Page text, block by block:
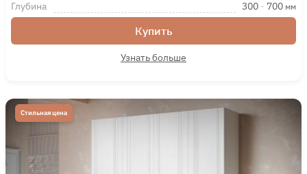
Глубина 300 - 700 мм
Купить
Узнать больше
Стильная цена